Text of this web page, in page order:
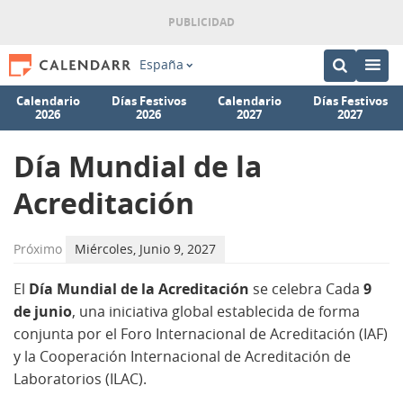
España
Calendario
2026
Días Festivos
2026
Calendario
2027
Días Festivos
2027
Día Mundial de la
Acreditación
Próximo Miércoles, Junio 9, 2027
El Día Mundial de la Acreditación se celebra Cada 9
de junio, una iniciativa global establecida de forma
conjunta por el Foro Internacional de Acreditación (IAF)
y la Cooperación Internacional de Acreditación de
Laboratorios (ILAC).